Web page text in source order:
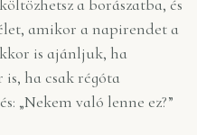
a borászatba, és
amikor a napirendet a
is ajánljuk, ha
ha csak régóta
„Nekem való lenne ez?”